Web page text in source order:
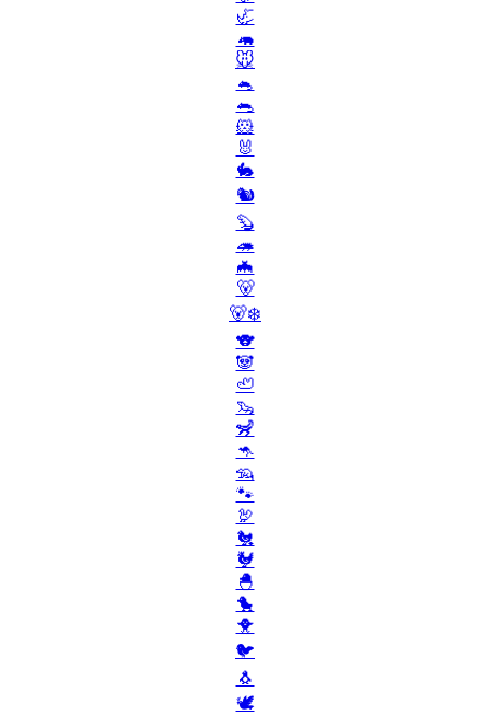
🦏
🦛
🐭
🐁
🐀
🐹
🐰
🐇
🐿️
🦫
🦔
🦇
🐻
🐻‍❄️
🐨
🐼
🦥
🦦
🦨
🦘
🦡
🐾
🦃
🐔
🐓
🐣
🐤
🐥
🐦
🐧
🕊️